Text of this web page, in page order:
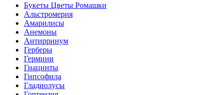
Букеты Цветы Ромашки
Альстромерия
Амарилисы
Анемоны
Антирринум
Герберы
Гермини
Гиацинты
Гипсофила
Гладиолусы